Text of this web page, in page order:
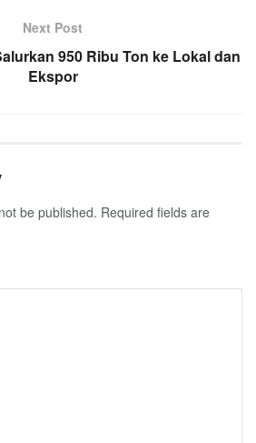
Next Post
950 Ribu Ton ke Lokal dan
Ekspor
be published. Required fields are